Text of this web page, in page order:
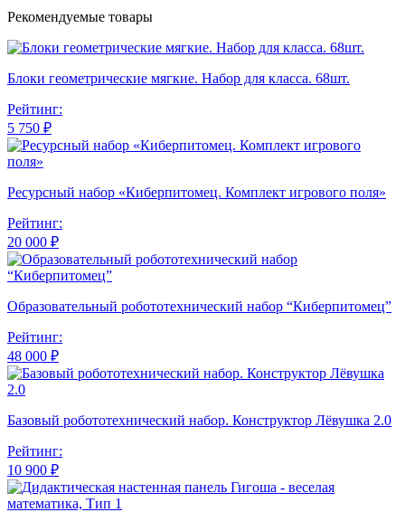
Рекомендуемые товары
Блоки геометрические мягкие. Набор для класса. 68шт.
Рейтинг:
5 750 ₽
Ресурсный набор «Киберпитомец. Комплект игрового поля»
Рейтинг:
20 000 ₽
Образовательный робототехнический набор “Киберпитомец”
Рейтинг:
48 000 ₽
Базовый робототехнический набор. Конструктор Лёвушка 2.0
Рейтинг:
10 900 ₽